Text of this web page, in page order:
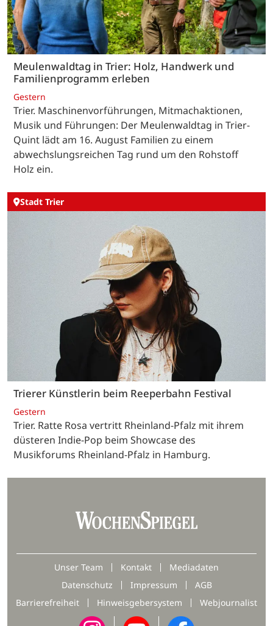
Meulenwaldtag in Trier: Holz, Handwerk und
Familienprogramm erleben
Gestern
Trier. Maschinenvorführungen, Mitmachaktionen,
Musik und Führungen: Der Meulenwaldtag in Trier-
Quint lädt am 16. August Familien zu einem
abwechslungsreichen Tag rund um den Rohstoff
Holz ein.
Stadt Trier
Trierer Künstlerin beim Reeperbahn Festival
Gestern
Trier. Ratte Rosa vertritt Rheinland-Pfalz mit ihrem
düsteren Indie-Pop beim Showcase des
Musikforums Rheinland-Pfalz in Hamburg.
Unser Team Kontakt
Mediadaten
Datenschutz
Impressum
AGB
Barrierefreiheit
Hinweisgebersystem Webjournalist